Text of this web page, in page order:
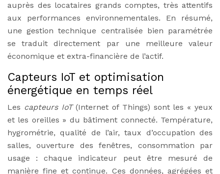
auprès des locataires grands comptes, très attentifs
aux performances environnementales. En résumé,
une gestion technique centralisée bien paramétrée
se traduit directement par une meilleure valeur
économique et extra-financière de l’actif.
Capteurs IoT et optimisation
énergétique en temps réel
Les capteurs IoT(Internet of Things) sont les « yeux
et les oreilles » du bâtiment connecté. Température,
hygrométrie, qualité de l’air, taux d’occupation des
salles, ouverture des fenêtres, consommation par
usage : chaque indicateur peut être mesuré de
manière fine et continue. Ces données, agrégées et